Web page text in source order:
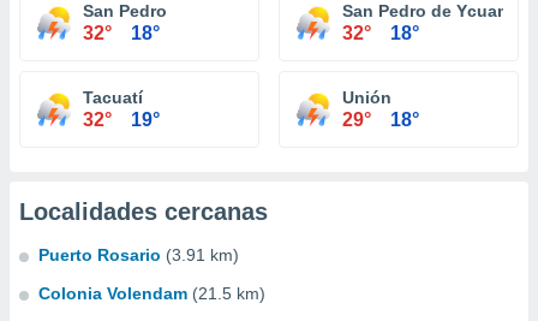
San Pedro
32° 18°
San Pedro de
32° 18°
Tacuatí
32° 19°
Unión
29° 18°
Localidades cercanas
Puerto Rosario (3.91 km)
Colonia Volendam (21.5 km)